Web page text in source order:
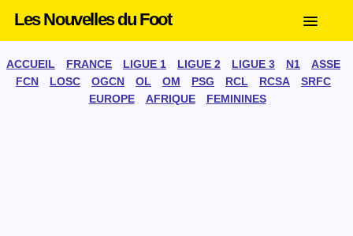
Les Nouvelles du Foot
ACCUEIL FRANCE LIGUE 1 LIGUE 2 LIGUE 3 N1
ASSE
FCN
LOSC OGCN OL OM PSG RCL RCSA
SRFC
EUROPE
AFRIQUE FEMININES